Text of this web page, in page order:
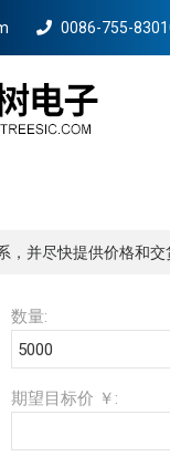
0086-755-
，并尽快提供价格和交
数量:
期望目标价 ￥: